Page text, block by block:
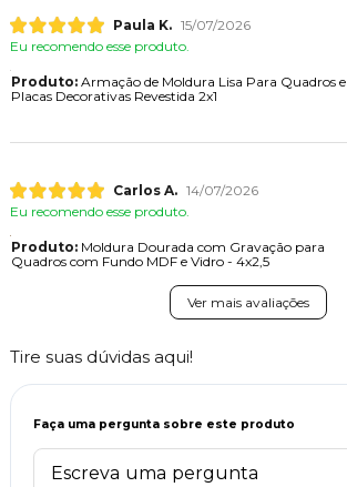
Paula K. 15/07/2026
Eu recomendo esse produto.
Produto:Armação de Moldura Lisa Para Quadros e
Placas Decorativas Revestida 2x1
Carlos A. 14/07/2026
Eu recomendo esse produto.
Produto:Moldura Dourada com Gravação para
Quadros com Fundo MDF e Vidro - 4x2,5
Ver mais avaliações
Tire suas dúvidas aqui!
Faça uma pergunta sobre este produto